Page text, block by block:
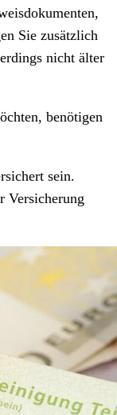
Sie zusätzlich
nicht älter
benötigen
sein.
Versicherung